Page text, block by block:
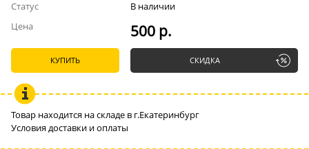
Статус
В наличии
Цена
500 р.
КУПИТЬ СКИДКА
Товар находится на складе в г.Екатеринбург
Условия доставки и оплаты